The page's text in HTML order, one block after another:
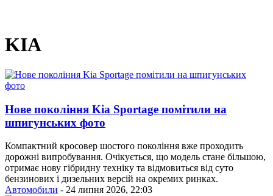
KIA
Нове покоління Kia Sportage помітили на
шпигунських фото
Компактний кросовер шостого покоління вже проходить
дорожні випробування. Очікується, що модель стане більшою,
отримає нову гібридну техніку та відмовиться від суто
бензинових і дизельних версій на окремих ринках.
Автомобили - 24 липня 2026, 22:03